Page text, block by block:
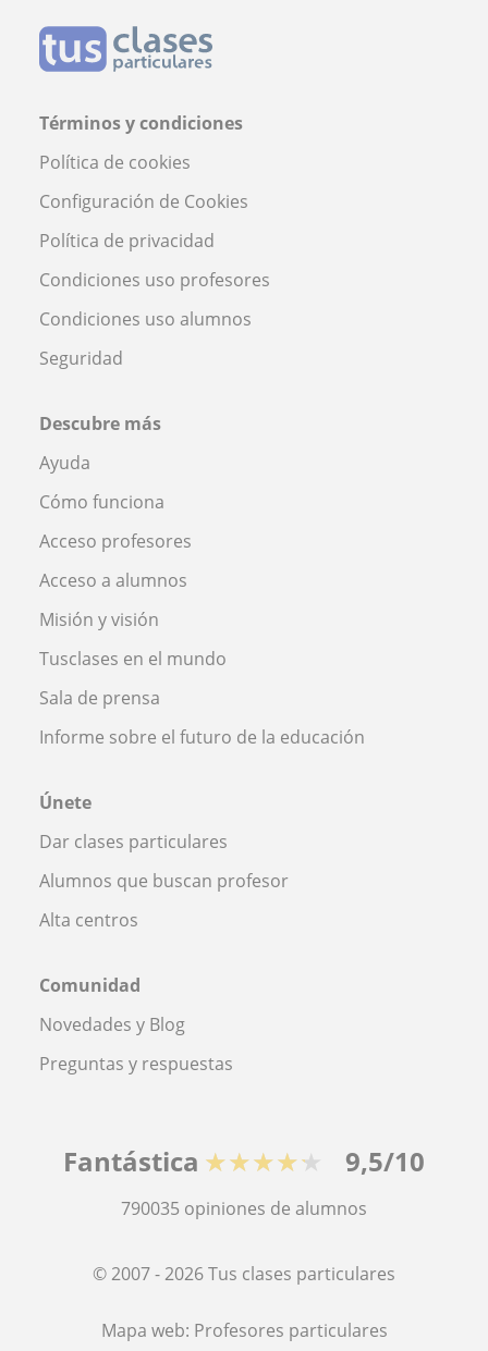
Términos y condiciones
Política de cookies
Configuración de Cookies
Política de privacidad
Condiciones uso profesores
Condiciones uso alumnos
Seguridad
Descubre más
Ayuda
Cómo funciona
Acceso profesores
Acceso a alumnos
Misión y visión
Tusclases en el mundo
Sala de prensa
Informe sobre el futuro de la educación
Únete
Dar clases particulares
Alumnos que buscan profesor
Alta centros
Comunidad
Novedades y Blog
Preguntas y respuestas
Fantástica ★★★★★ 9,5/10
790035 opiniones de alumnos
© 2007 - 2026 Tus clases particulares
Mapa web: Profesores particulares